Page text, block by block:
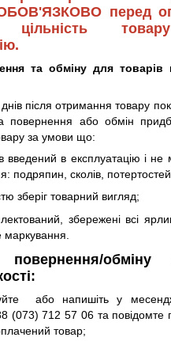
ОБОВ'ЯЗКОВО перед
цільність
та обміну для товарів
після отримання товару
повернення або обмін
за умови що:
введений в експлуатацію і не
подряпин, сколів, потертостей
зберіг товарний вигляд;
збережені всі
маркування.
повернення/обміну
або напишіть у
(073) 712 57 06 та повідомте
товар;